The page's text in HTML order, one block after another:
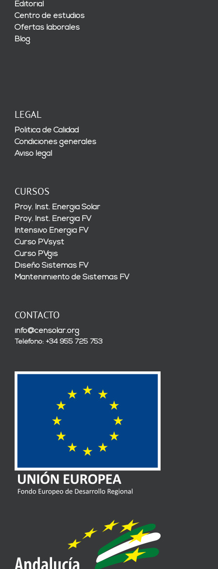
Editorial
Centro de estudios
Ofertas laborales
Blog
LEGAL
Política de Calidad
Condiciones generales
Aviso legal
CURSOS
Proy. Inst. Energía Solar
Proy. Inst. Energía FV
Intensivo Energía FV
Curso PVsyst
Curso PVgis
Diseño Sistemas FV
Mantenimiento de Sistemas FV
CONTACTO
info@censolar.org
Teléfono: +34 955 725 753